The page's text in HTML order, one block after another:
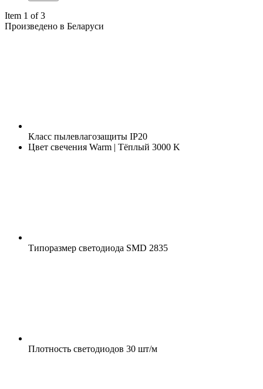
Item 1 of 3
Произведено в Беларуси
Класс пылевлагозащиты IP20
Цвет свечения Warm | Тёплый 3000 K
Типоразмер светодиода SMD 2835
Плотность светодиодов 30 шт/м